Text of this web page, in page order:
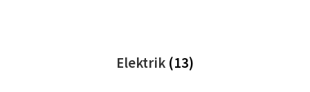
Elektrik (13)